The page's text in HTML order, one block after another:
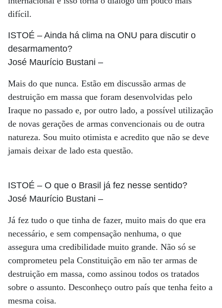
difícil.
ISTOÉ – Ainda há clima na ONU para discutir o
desarmamento?
José Maurício Bustani –
Mais do que nunca. Estão em discussão armas de
destruição em massa que foram desenvolvidas pelo
Iraque no passado e, por outro lado, a possível utilização
de novas gerações de armas convencionais ou de outra
natureza. Sou muito otimista e acredito que não se deve
jamais deixar de lado esta questão.
ISTOÉ – O que o Brasil já fez nesse sentido?
José Maurício Bustani –
Já fez tudo o que tinha de fazer, muito mais do que era
necessário, e sem compensação nenhuma, o que
assegura uma credibilidade muito grande. Não só se
comprometeu pela Constituição em não ter armas de
destruição em massa, como assinou todos os tratados
sobre o assunto. Desconheço outro país que tenha feito a
mesma coisa.